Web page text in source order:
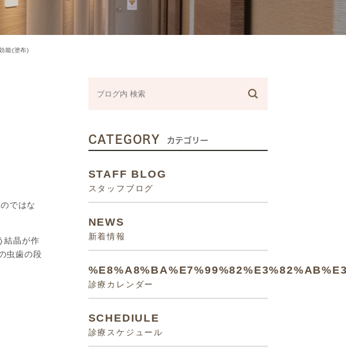
美治療
デンタルコーディネーター
能(塗布)
ではな
結晶が作
虫歯の段
CATEGORY カテゴリー
STAFF BLOG
スタッフブログ
NEWS
新着情報
診療カレンダー
SCHEDIULE
診療スケジュール